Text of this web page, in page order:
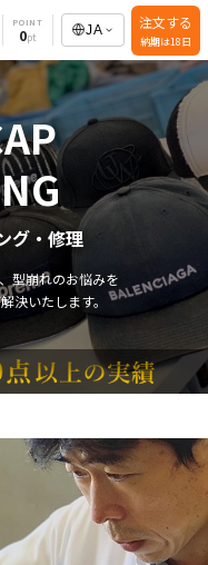
POINT
0 JA 注文する
納期は18日
グ・修理
型崩れのお悩みを
決いたします。